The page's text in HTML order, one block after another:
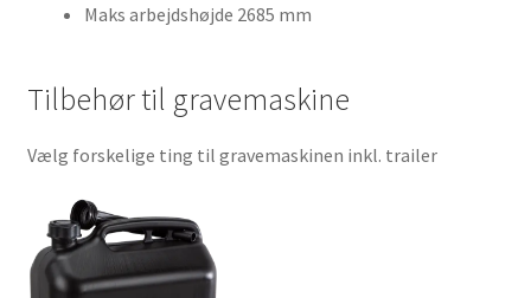
Ønskeliste
Password nulstilling
Privatlivspolitik
Rabatløsning
Maks arbejdshøjde 2685 mm
Tilbehør til gravemaskine
Vælg forskelige ting til gravemaskinen inkl. trailer